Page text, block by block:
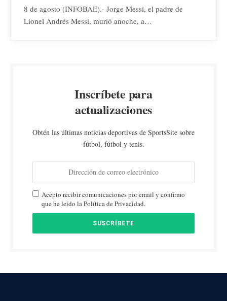
8 de agosto (INFOBAE).- Jorge Messi, el padre de
Lionel Andrés Messi, murió anoche, a…
Inscríbete para
actualizaciones
Obtén las últimas noticias deportivas de SportsSite sobre
fútbol, fútbol y tenis.
Acepto recibir comunicaciones por email y confirmo
que he leído la Política de Privacidad.